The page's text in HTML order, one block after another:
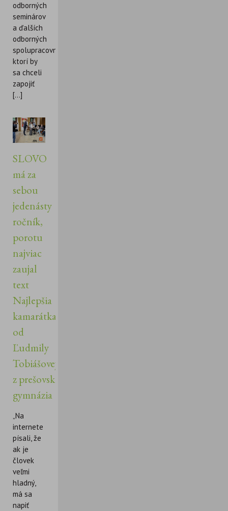
odborných
seminárov
a ďalších
odborných
spolupracovníkov,
ktorí by
sa chceli
zapojiť
[...]
SLOVO
má za
sebou
jedenásty
ročník,
porotu
najviac
zaujal
text
Najlepšia
kamarátka
od
Ľudmily
Tobiášovej
z prešovského
gymnázia
„Na
internete
písali, že
ak je
človek
veľmi
hladný,
má sa
napiť